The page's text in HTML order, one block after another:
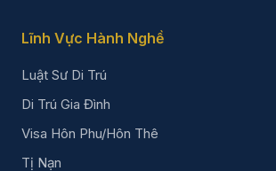
Lĩnh Vực Hành Nghề
Luật Sư Di Trú
Di Trú Gia Đình
Visa Hôn Phu/Hôn Thê
Tị Nạn